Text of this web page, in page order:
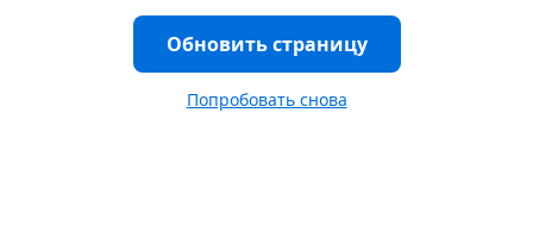
Обновить страницу
Попробовать снова